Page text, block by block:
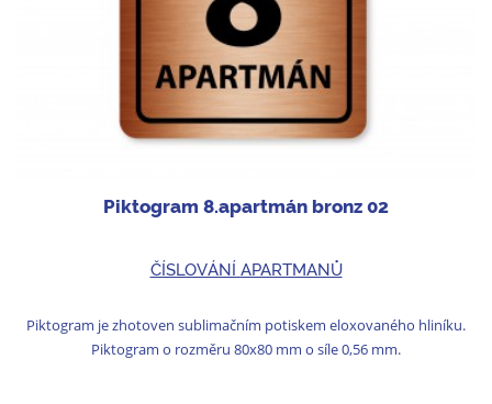
Piktogram 8.apartmán bronz 02
ČÍSLOVÁNÍ APARTMANŮ
Piktogram je zhotoven sublimačním potiskem eloxovaného hliníku.
Piktogram o rozměru 80x80 mm o síle 0,56 mm.